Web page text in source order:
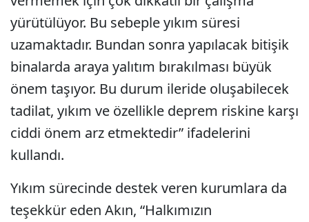
yürütülüyor. Bu sebeple yıkım süresi
uzamaktadır. Bundan sonra yapılacak bitişik
binalarda araya yalıtım bırakılması büyük
önem taşıyor. Bu durum ileride oluşabilecek
tadilat, yıkım ve özellikle deprem riskine karşı
ciddi önem arz etmektedir” ifadelerini
kullandı.
Yıkım sürecinde destek veren kurumlara da
teşekkür eden Akın, “Halkımızın